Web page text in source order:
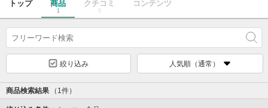
トップ 商品
1
クチコミ
0
コンテンツ
絞り込み 人気順（通常）
商品検索結果 （1件）